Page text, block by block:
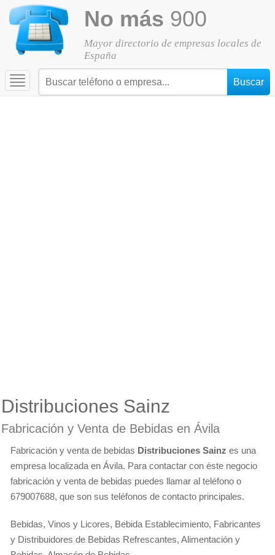
No más 900
Mayor directorio de empresas locales de
España
Toggle
navigation
Distribuciones Sainz
Fabricación y Venta de Bebidas en Ávila
Fabricación y venta de bebidas Distribuciones Sainz es una
empresa localizada en Ávila. Para contactar con éste negocio
fabricación y venta de bebidas puedes llamar al teléfono o
679007688, que son sus teléfonos de contacto principales.
Bebidas, Vinos y Licores, Bebida Establecimiento, Fabricantes
y Distribuidores de Bebidas Refrescantes, Alimentación y